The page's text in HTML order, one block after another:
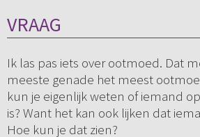
VRAAG
Ik las pas iets over ootmoed. Dat
meeste genade het meest
kun je eigenlijk weten of iemand
is? Want het kan ook lijken dat
Hoe kun je dat zien?